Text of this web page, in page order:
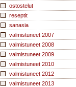
ostostelut
reseptit
sanasia
valmistuneet 2007
valmistuneet 2008
valmistuneet 2009
valmistuneet 2010
valmistuneet 2012
valmistuneet 2013